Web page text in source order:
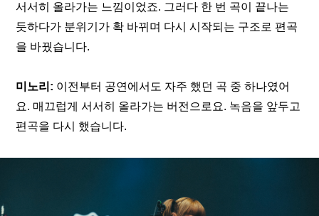
서서히 올라가는 느낌이었죠. 그러다 한 번 곡이 끝나는
듯하다가 분위기가 확 바뀌며 다시 시작되는 구조로 편곡
을 바꿨습니다.
미노리: 이전부터 공연에서도 자주 했던 곡 중 하나였어
요. 매끄럽게 서서히 올라가는 버전으로요. 녹음을 앞두고
편곡을 다시 했습니다.